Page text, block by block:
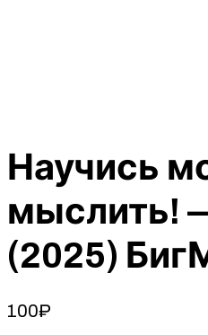
Научись
мыслить!
(2025)
100₽